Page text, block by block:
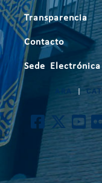
Transparencia
Contacto
Sede Electrónica
|CAT